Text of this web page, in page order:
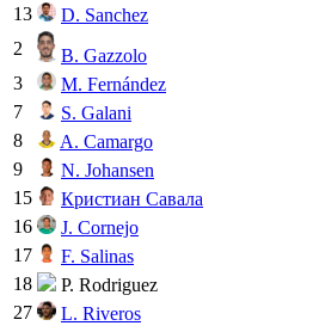
13
D. Sanchez
2
B. Gazzolo
3
M. Fernández
7
S. Galani
8
A. Camargo
9
N. Johansen
15
Кристиан Савала
16
J. Cornejo
17
F. Salinas
18
P. Rodriguez
27
L. Riveros